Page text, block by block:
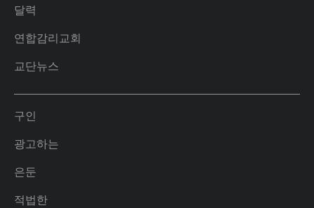
달력
연합감리교회
교단뉴스
구인
광고하는
은둔
적법한